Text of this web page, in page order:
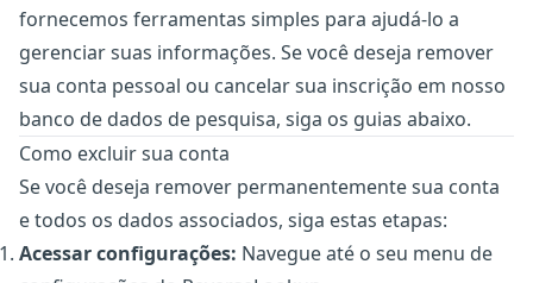
fornecemos ferramentas simples para ajudá-lo a
gerenciar suas informações. Se você deseja remover
sua conta pessoal ou cancelar sua inscrição em nosso
banco de dados de pesquisa, siga os guias abaixo.
Como excluir sua conta
Se você deseja remover permanentemente sua conta
e todos os dados associados, siga estas etapas:
Acessar configurações: Navegue até o seu menu de